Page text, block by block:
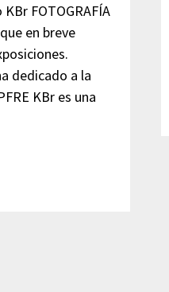
FOTOGRAFÍA
en breve
dedicado a la
KBr es una